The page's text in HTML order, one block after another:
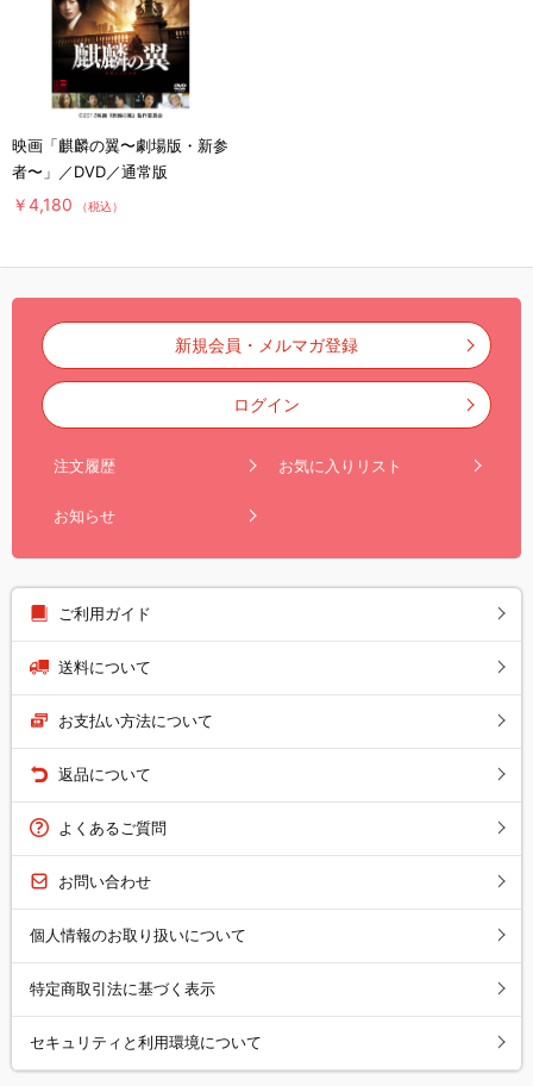
映画「麒麟の翼〜劇場版・新参
者〜」／DVD／通常版
￥4,180 （税込）
新規会員・メルマガ登録
ログイン
注文履歴 お気に入りリスト
お知らせ
ご利用ガイド
送料について
お支払い方法について
返品について
よくあるご質問
お問い合わせ
個人情報のお取り扱いについて
特定商取引法に基づく表示
セキュリティと利用環境について